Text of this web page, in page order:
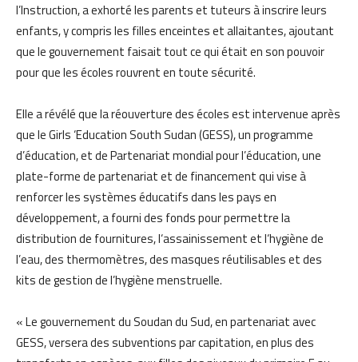
l’Instruction, a exhorté les parents et tuteurs à inscrire leurs
enfants, y compris les filles enceintes et allaitantes, ajoutant
que le gouvernement faisait tout ce qui était en son pouvoir
pour que les écoles rouvrent en toute sécurité.
Elle a révélé que la réouverture des écoles est intervenue après
que le Girls ‘Education South Sudan (GESS), un programme
d’éducation, etdePartenariat mondial pour l’éducation, une
plate-forme de partenariat et de financement qui vise à
renforcer les systèmes éducatifsdans les pays en
développement,afourni des fonds pour permettre la
distributionde fournitures,l‘assainissement etl‘hygiène de
l’eau,des thermomètres,desmasques réutilisables et des
kits de gestion de l’hygiène menstruelle.
«Le gouvernement du Soudandu Sud, en partenariat avec
GESS, versera des subventions par capitation, en plus des